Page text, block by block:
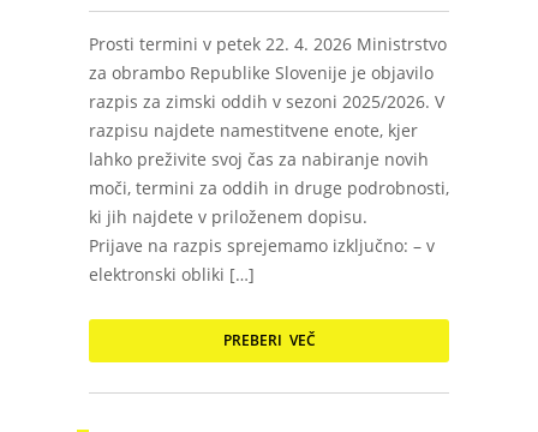
Prosti termini v petek 22. 4. 2026 Ministrstvo
za obrambo Republike Slovenije je objavilo
razpis za zimski oddih v sezoni 2025/2026. V
razpisu najdete namestitvene enote, kjer
lahko preživite svoj čas za nabiranje novih
moči, termini za oddih in druge podrobnosti,
ki jih najdete v priloženem dopisu.
Prijave na razpis sprejemamo izključno: – v
elektronski obliki […]
PREBERI VEČ